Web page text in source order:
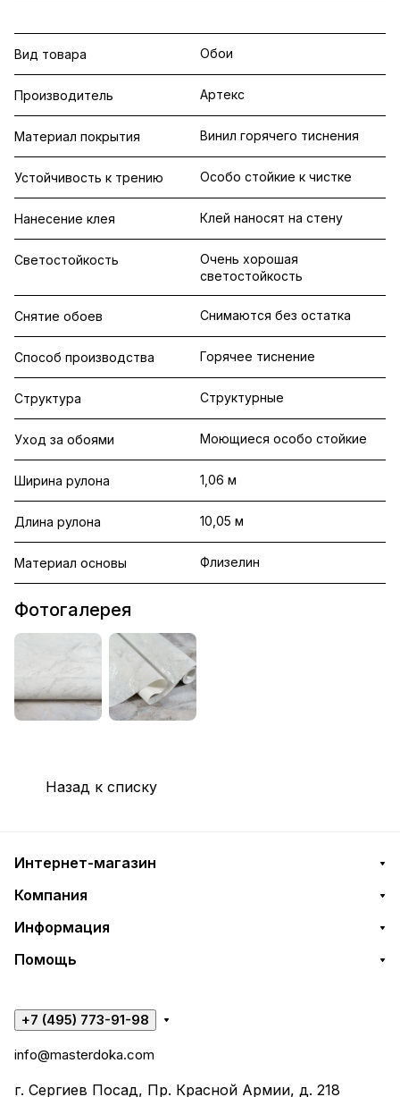
Вид товара Обои
Производитель Артекс
Материал покрытия Винил горячего тиснения
Устойчивость к трению Особо стойкие к чистке
Нанесение клея Клей наносят на стену
Светостойкость
Очень хорошая
светостойкость
Снятие обоев Снимаются без остатка
Способ производства Горячее тиснение
Структура Структурные
Уход за обоями Моющиеся особо стойкие
Ширина рулона 1,06 м
Длина рулона 10,05 м
Материал основы Флизелин
Фотогалерея
Назад к списку
Интернет-магазин
Компания
Информация
Помощь
+7 (495) 773-91-98
info@masterdoka.com
г. Сергиев Посад, Пр. Красной Армии, д. 218